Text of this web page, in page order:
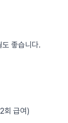
좋습니다.
회 급여)